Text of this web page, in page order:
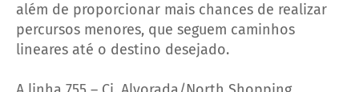
além de proporcionar mais chances de realizar
percursos menores, que seguem caminhos
lineares até o destino desejado.